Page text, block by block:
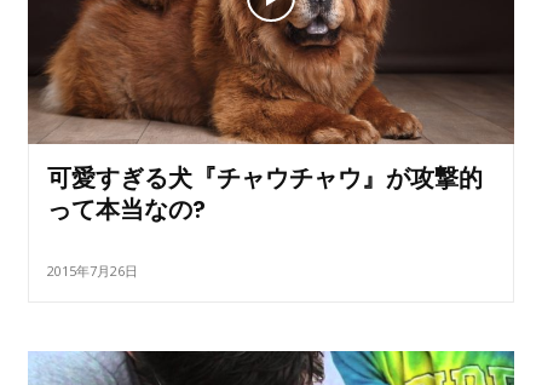
可愛すぎる犬『チャウチャウ』が攻撃的
って本当なの?
2015年7月26日